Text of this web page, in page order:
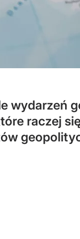
wydarzeń
raczej